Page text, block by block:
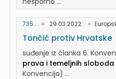
735... 29.03.2022.
Tončić protiv Hrvatske
suđenje iz članka 6.
prava i temeljnih sloboda
Konvencija) ...